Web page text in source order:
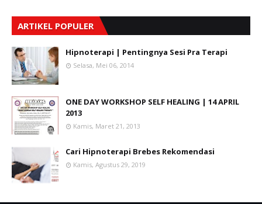
ARTIKEL POPULER
Hipnoterapi | Pentingnya Sesi Pra Terapi
Selasa, Mei 06, 2014
ONE DAY WORKSHOP SELF HEALING | 14 APRIL
2013
Kamis, Maret 21, 2013
Cari Hipnoterapi Brebes Rekomendasi
Kamis, Agustus 29, 2019